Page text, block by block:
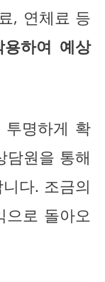
, 연체료 등
하여 예상
명하게 확
담원을 통해
다. 조금의
로 돌아오